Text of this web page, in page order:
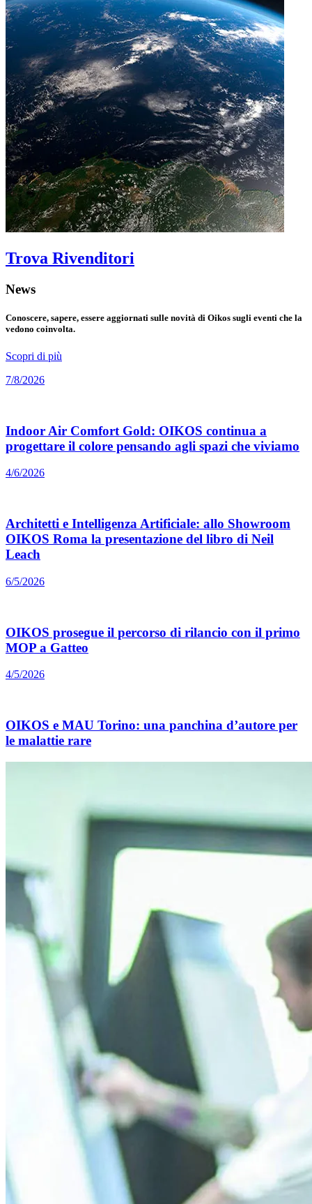
Trova Rivenditori
News
Conoscere, sapere, essere aggiornati sulle novità di Oikos sugli eventi che la
vedono coinvolta.
Scopri di più
7/8/2026
Indoor Air Comfort Gold: OIKOS continua a
progettare il colore pensando agli spazi che viviamo
4/6/2026
Architetti e Intelligenza Artificiale: allo Showroom
OIKOS Roma la presentazione del libro di Neil
Leach
6/5/2026
OIKOS prosegue il percorso di rilancio con il primo
MOP a Gatteo
4/5/2026
OIKOS e MAU Torino: una panchina d’autore per
le malattie rare